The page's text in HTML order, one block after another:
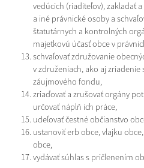
vedúcich (riaditeľov), zakladať
a iné právnické osoby a
štatutárnych a kontrolných
majetkovú účasť obce v
schvaľovať združovanie
v združeniach, ako aj
záujmového fondu,
zriaďovať a zrušovať orgány
určovať náplň ich práce,
udeľovať čestné občianstvo
ustanoviť erb obce, vlajku
obce,
vydávať súhlas s pričlenením